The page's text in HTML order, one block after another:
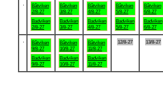
Båtviken
2/8-27
Badviken
2/8-27
Båtviken
3/8-27
Badviken
3/8-27
Båtviken
4/8-27
Badviken
4/8-27
Båtviken
5/8-27
Badviken
5/8-27
Båtviken
6/8-27
Badviken
6/8-27
Båtviken
9/8-27
Badviken
9/8-27
Båtviken
10/8-27
Badviken
10/8-27
Båtviken
11/8-27
Badviken
11/8-27
12/8-27 13/8-27